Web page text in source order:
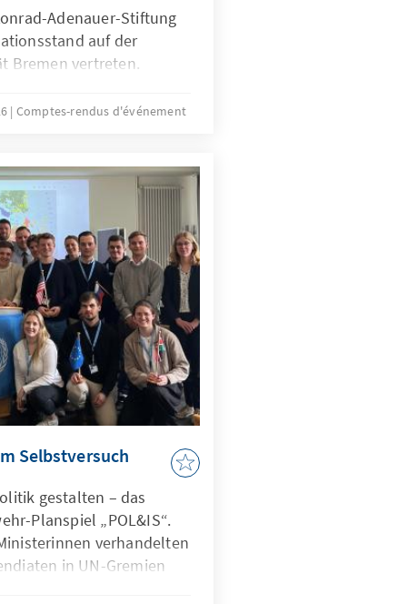
Adenauer-Stiftung
auf der
Bremen vertreten.
Comptes-rendus d'événement
Selbstversuch
gestalten – das
Planspiel „POL&IS“.
verhandelten
in UN-Gremien